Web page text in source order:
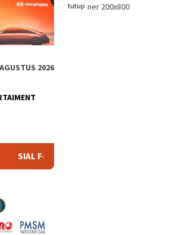
tutup
2026
2026 Dorong Daya Saing Industri